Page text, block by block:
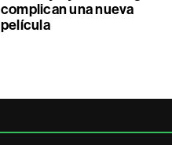
complican una nueva
película